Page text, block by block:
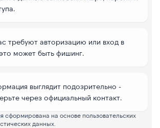
требуют авторизацию или вход в
может быть фишинг.
выглядит подозрительно -
через официальный контакт.
сформирована на основе пользовательских
данных.